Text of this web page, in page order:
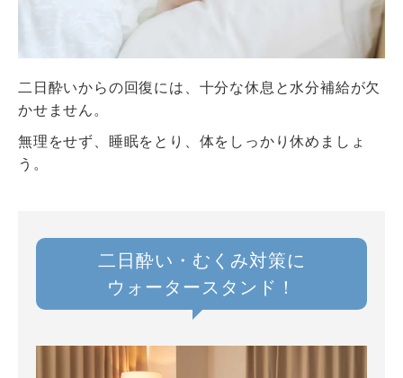
二日酔いからの回復には、十分な休息と水分補給が欠
かせません。
無理をせず、睡眠をとり、体をしっかり休めましょ
う。
二日酔い・むくみ対策に
ウォータースタンド！